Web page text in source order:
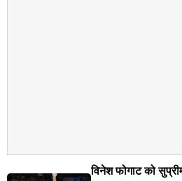
विनेश फोगाट को